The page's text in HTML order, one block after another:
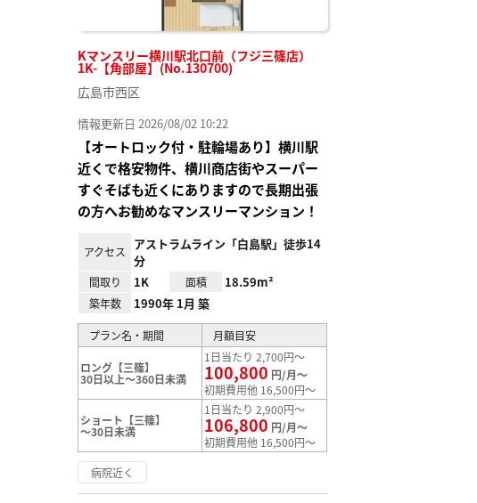
Kマンスリー横川駅北口前（フジ三篠店）
1K-【角部屋】(No.130700)
広島市西区
情報更新日 2026/08/02 10:22
【オートロック付・駐輪場あり】横川駅
近くで格安物件、横川商店街やスーパー
すぐそばも近くにありますので長期出張
の方へお勧めなマンスリーマンション！
アクセス
アストラムライン「白島駅」徒歩14
分
間取り 1K 面積 18.59m²
築年数 1990年 1月 築
プラン名・期間 月額目安
ロング【三篠】
30日以上～360日未満
1日当たり 2,700円～
100,800 円/月～
初期費用他 16,500円～
ショート【三篠】
～30日未満
1日当たり 2,900円～
106,800 円/月～
初期費用他 16,500円～
病院近く